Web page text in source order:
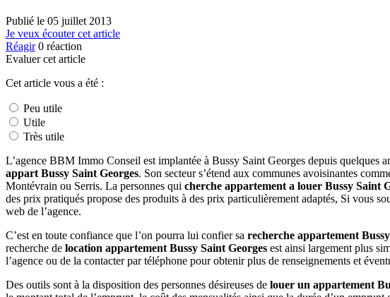
Publié le 05 juillet 2013
Je veux écouter cet article
Réagir 0 réaction
Evaluer cet article
Cet article vous a été :
Peu utile
Utile
Très utile
L’agence BBM Immo Conseil est implantée à Bussy Saint Georges depuis quelques
appart Bussy Saint Georges. Son secteur s’étend aux communes avoisinantes
Montévrain ou Serris. La personnes qui cherche appartement a louer Bussy Saint
des prix pratiqués propose des produits à des prix particulièrement adaptés, Si vous
web de l’agence.
C’est en toute confiance que l’on pourra lui confier sa recherche appartement
recherche de location appartement Bussy Saint Georges est ainsi largement plus
l’agence ou de la contacter par téléphone pour obtenir plus de renseignements et
Des outils sont à la disposition des personnes désireuses de louer un appartement